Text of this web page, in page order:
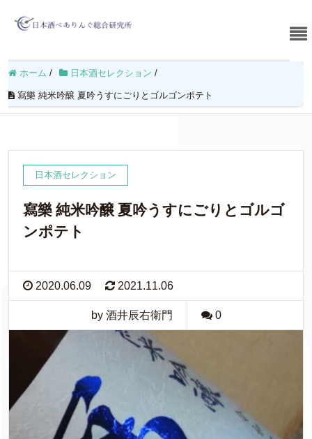
ホーム / 日本酒セレクション /
寫樂 純米吟醸 夏吟うすにごりとゴルゴンポテト
日本酒セレクション
寫樂 純米吟醸 夏吟うすにごりとゴルゴ
ンポテト
2020.06.09 2021.11.06
by 酒井辰右衛門 0